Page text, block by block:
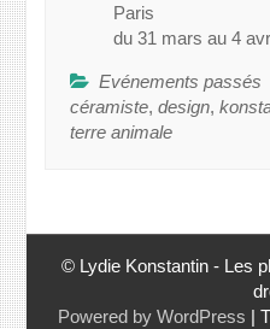
Paris
du 31 mars au 4
Evénements passés
céramiste,design,
terre animale
© Lydie Konstantin - Les
Powered by WordPress |